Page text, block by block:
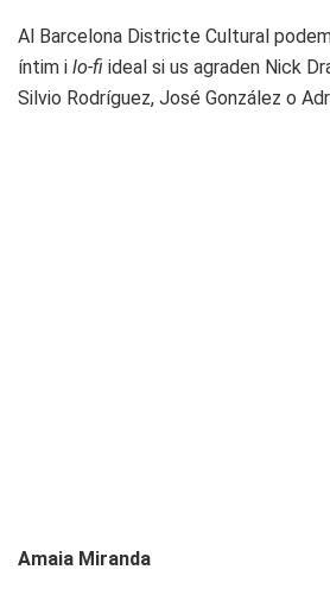
Al Barcelona Districte Cultural
íntim i lo-fi ideal si us agraden Nick
Silvio Rodríguez, José González o
Amaia Miranda